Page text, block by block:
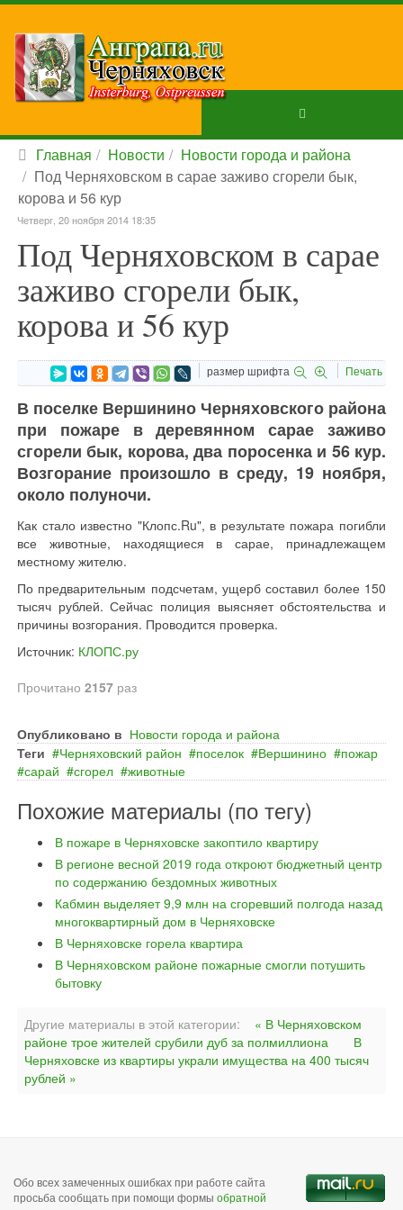
Главная Новости
Новости города и района
Под Черняховском в сарае заживо сгорели бык,
корова и 56 кур
Четверг, 20 ноября 2014 18:35
Под Черняховском в сарае
заживо сгорели бык,
корова и 56 кур
размер шрифта Печать
В поселке Вершинино Черняховского района
при пожаре в деревянном сарае заживо
сгорели бык, корова, два поросенка и 56 кур.
Возгорание произошло в среду, 19 ноября,
около полуночи.
Как стало известно "Клопс.Ru", в результате пожара погибли
все животные, находящиеся в сарае, принадлежащем
местному жителю.
По предварительным подсчетам, ущерб составил более 150
тысяч рублей. Сейчас полиция выясняет обстоятельства и
причины возгорания. Проводится проверка.
Источник: КЛОПС.ру
Прочитано 2157 раз
Опубликовано в Новости города и района
Теги
Черняховский район поселок Вершинино
пожар
сарай
сгорел животные
Похожие материалы (по тегу)
В пожаре в Черняховске закоптило квартиру
В регионе весной 2019 года откроют бюджетный центр
по содержанию бездомных животных
Кабмин выделяет 9,9 млн на сгоревший полгода назад
многоквартирный дом в Черняховске
В Черняховске горела квартира
В Черняховском районе пожарные смогли потушить
бытовку
Другие материалы в этой категории:
« В Черняховском
районе трое жителей срубили дуб за полмиллиона
В
Черняховске из квартиры украли имущества на 400 тысяч
рублей »
Обо всех замеченных ошибках при работе сайта
просьба сообщать при помощи формы обратной